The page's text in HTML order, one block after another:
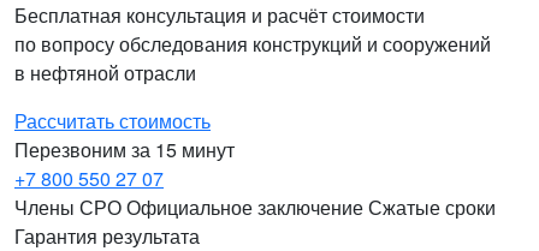
Бесплатная консультация и расчёт стоимости
по вопросу обследования конструкций и сооружений
в нефтяной отрасли
Рассчитать стоимость
Перезвоним за 15 минут
+7 800 550 27 07
Члены СРООфициальное заключениеСжатые сроки
Гарантия результата